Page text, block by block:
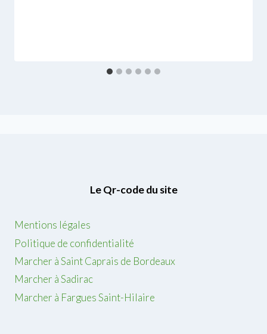
Le Qr-code du site
Mentions légales
Politique de confidentialité
Marcher à Saint Caprais de Bordeaux
Marcher à Sadirac
Marcher à Fargues Saint-Hilaire